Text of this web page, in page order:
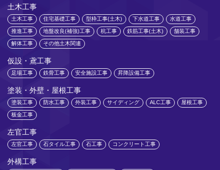
土木工事
土木工事 住宅基礎工事 型枠工事(土木) 下水道工事 水道工事
推進工事 地盤改良(補強)工事 杭工事 鉄筋工事(土木) 舗装工事
解体工事 その他土木関連
仮設・鳶工事
足場工事 鉄骨工事 安全施設工事 昇降設備工事
塗装・外壁・屋根工事
塗装工事 防水工事 外装工事 サイディング ALC工事 屋根工事
板金工事
左官工事
左官工事 石タイル工事 石工事 コンクリート工事
外構工事